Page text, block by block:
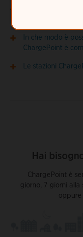
In che modo è
In che modo è
ChargePoint è
Le stazioni
Hai
ChargePoint è
giorno, 7 giorni alla
oppure